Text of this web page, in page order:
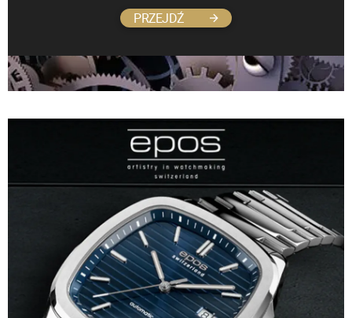
PRZEJDŹ